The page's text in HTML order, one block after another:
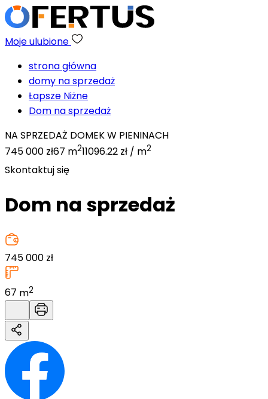
Moje ulubione
strona główna
domy na sprzedaż
Łapsze Niżne
Dom na sprzedaż
NA SPRZEDAŻ DOMEK W PIENINACH
745 000 zł67 m211096.22 zł / m2
Skontaktuj się
Dom na sprzedaż
745 000 zł
67 m2